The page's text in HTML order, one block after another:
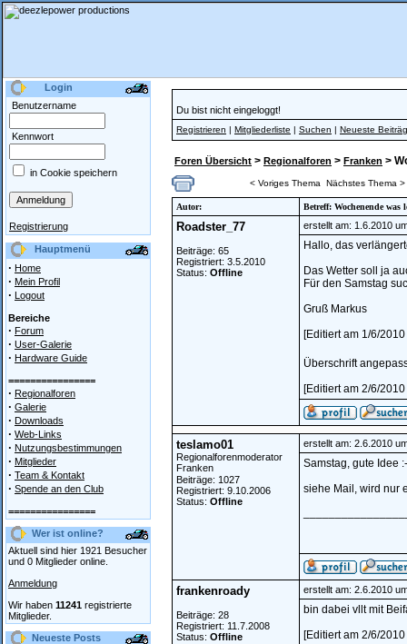
Login
Benutzername
Kennwort
in Cookie speichern
Registrierung
Hauptmenü
· Home
· Mein Profil
· Logout
Bereiche
· Forum
· User-Galerie
· Hardware Guide
================
· Regionalforen
· Galerie
· Downloads
· Web-Links
· Nutzungsbestimmungen
· Mitglieder
· Team & Kontakt
· Spende an den Club
================
Wer ist online?
Aktuell sind hier 1921 Besucher
und 0 Mitglieder online.
Anmeldung
Wir haben 11241 registrierte
Mitglieder.
Neueste Posts
Du bist nicht eingeloggt!
Registrieren | Mitgliederliste | Suchen | Neueste
Foren Übersicht > Regionalforen > Franken >
< Voriges Thema Nächstes Thema >
Autor: Betreff: Wochenende was
Roadster_77
Beiträge: 65
Registriert: 3.5.2010
Status: Offline
erstellt am: 1.6.2010
Hallo, das
Das Wetter soll ja
Für den Samstag
Gruß Markus
[Editiert am 1/6/
Überschrift
[Editiert am 2/6/
teslamo01
Regionalforenmoderator
Franken
Beiträge: 1027
Registriert: 9.10.2006
Status: Offline
erstellt am: 2.6.2010
Samstag, gute Idee
siehe Mail, wird nur
frankenroady
Beiträge: 28
Registriert: 11.7.2008
Status: Offline
erstellt am: 2.6.2010
bin dabei vllt mit
[Editiert am 2/6/